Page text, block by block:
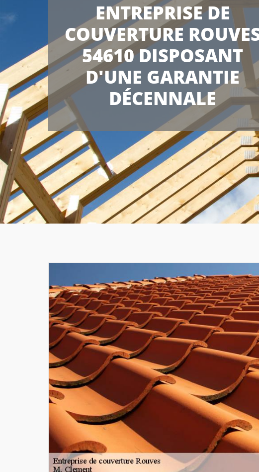
ENTREPRISE DE
COUVERTURE
54610 DISPOSANT
D'UNE GARANTIE
DÉCENNALE